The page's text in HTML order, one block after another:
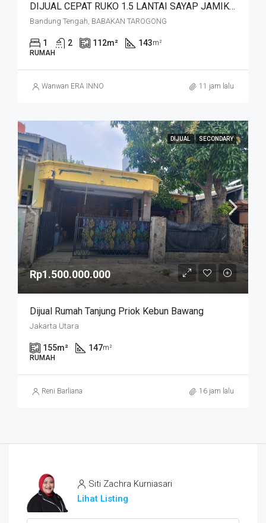
DIJUAL CEPAT RUKO 1.5 LANTAI SAYAP JAMIKA MASUK HNYA 30 MTR DR JALAN MAIN ROAD JAMIKA HARGA MURAHHH. JL BABAKAN TAROGONG
Bandung Tengah, BABAKAN TAROGONG
1 2 112m² 143m²
RUMAH
Wanwan ERA INNO 11 jam lalu
DIJUAL SECONDARY
Rp1.500.000.000
Dijual Rumah Tanjung Priok Kebun Bawang
Jakarta Utara
155m² 147m²
RUMAH
Reni Barliana 16 jam lalu
Siti Zachra Kurniasari
Lihat Listing